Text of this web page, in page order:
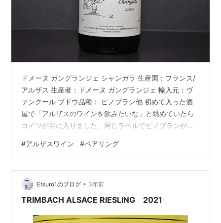
ドメーヌ ガングランジェ シャンガラ 生産国：フランス/
アルザス 生産者：ドメーヌ ガングランジェ 輸入元：ヴ
ァンクール ブドウ品種： ピノブラン他 初めて入った酒
屋で「アルザスのワインを飲みたいな」と眺めていたら
コイツが目に入りました。同じラベルでピノブランがあ
とない」と思い購入。 帰って調べた見たらシャンガラと
はブドウ品種では無く、生産者のジャン（ジャン フラン
ソワ氏の作品）の事を指すアルザス語だとか。 いわゆる
自然派を中心に扱っている酒屋で自然派っぽいラベルだ
ったので、これも自然派だろうと思っていたらその通り
#アルザスワイン #ペアリング
Etsuro1のブログ • 3年前
TRIMBACH ALSACE RIESLING 2021